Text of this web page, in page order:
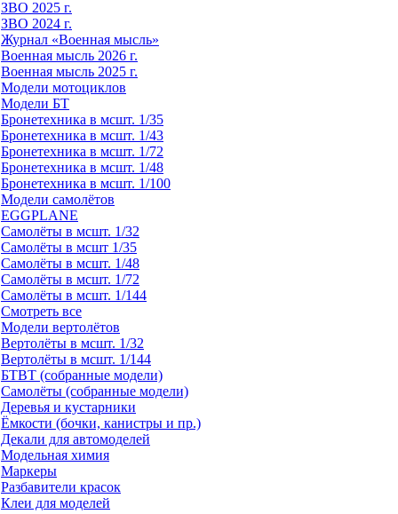
ЗВО 2025 г.
ЗВО 2024 г.
Журнал «Военная мысль»
Военная мысль 2026 г.
Военная мысль 2025 г.
Модели мотоциклов
Модели БТ
Бронетехника в мсшт. 1/35
Бронетехника в мсшт. 1/43
Бронетехника в мсшт. 1/72
Бронетехника в мсшт. 1/48
Бронетехника в мсшт. 1/100
Модели самолётов
EGGPLANE
Самолёты в мсшт. 1/32
Самолёты в мсшт 1/35
Самолёты в мсшт. 1/48
Самолёты в мсшт. 1/72
Самолёты в мсшт. 1/144
Смотреть все
Модели вертолётов
Вертолёты в мсшт. 1/32
Вертолёты в мсшт. 1/144
БТВТ (собранные модели)
Самолёты (собранные модели)
Деревья и кустарники
Ёмкости (бочки, канистры и пр.)
Декали для автомоделей
Модельная химия
Маркеры
Разбавители красок
Клеи для моделей